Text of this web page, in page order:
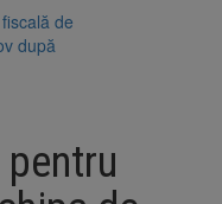
de
după